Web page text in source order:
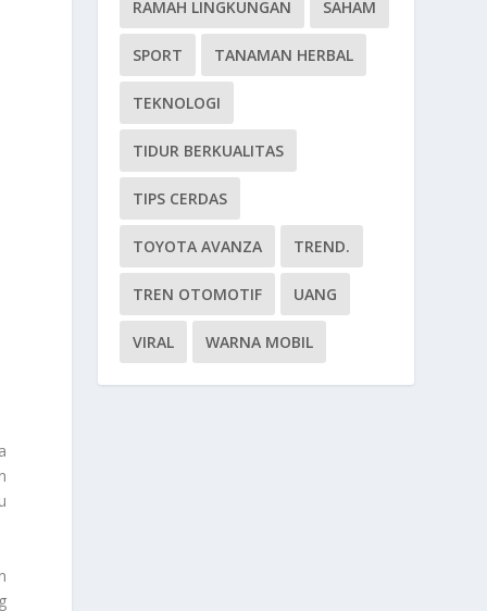
RAMAH LINGKUNGAN SAHAM
SPORT TANAMAN HERBAL
TEKNOLOGI
TIDUR BERKUALITAS
TIPS CERDAS
TOYOTA AVANZA TREND.
TREN OTOMOTIF UANG
VIRAL WARNA MOBIL